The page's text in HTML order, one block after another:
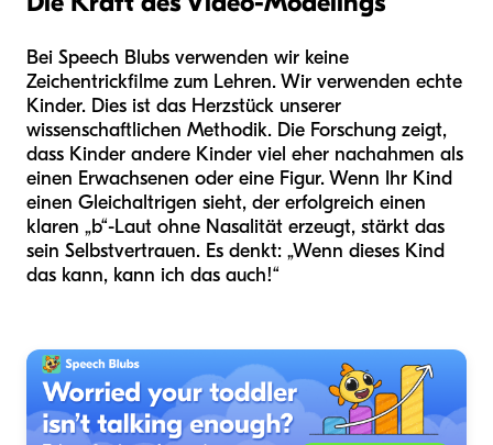
Bei Speech Blubs verwenden wir keine
Zeichentrickfilme zum Lehren. Wir verwenden echte
Kinder. Dies ist das Herzstück unserer
wissenschaftlichen Methodik. Die Forschung zeigt,
dass Kinder andere Kinder viel eher nachahmen als
einen Erwachsenen oder eine Figur. Wenn Ihr Kind
einen Gleichaltrigen sieht, der erfolgreich einen
klaren „b“-Laut ohne Nasalität erzeugt, stärkt das
sein Selbstvertrauen. Es denkt: „Wenn dieses Kind
das kann, kann ich das auch!“